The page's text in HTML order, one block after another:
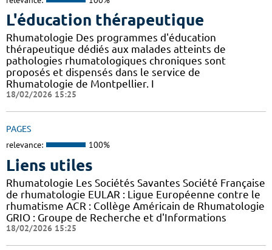
L'éducation thérapeutique
Rhumatologie Des programmes d'éducation
thérapeutique dédiés aux malades atteints de
pathologies rhumatologiques chroniques sont
proposés et dispensés dans le service de
Rhumatologie de Montpellier. I
18/02/2026 15:25
PAGES
relevance: 100%
Liens utiles
Rhumatologie Les Sociétés Savantes Société Française
de rhumatologie EULAR : Ligue Européenne contre le
rhumatisme ACR : Collège Américain de Rhumatologie
GRIO : Groupe de Recherche et d'Informations
18/02/2026 15:25